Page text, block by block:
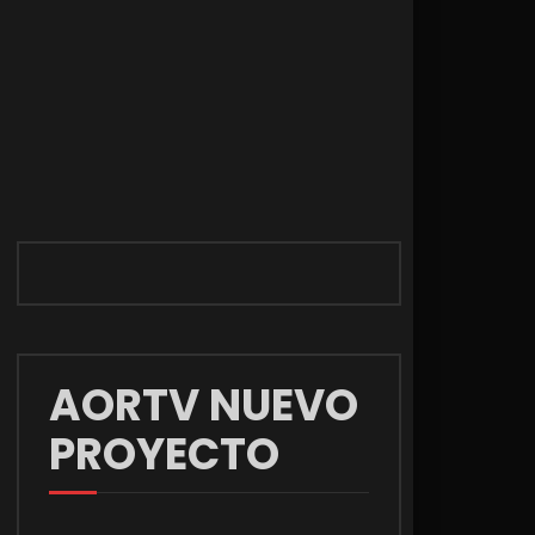
AORTV NUEVO
PROYECTO